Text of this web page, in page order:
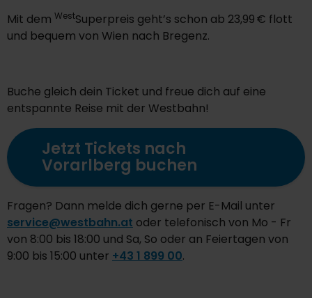
Mit dem WestSuperpreis geht’s schon ab 23,99 € flott
und bequem von Wien nach Bregenz.
Buche gleich dein Ticket und freue dich auf eine
entspannte Reise mit der Westbahn!
Jetzt Tickets nach
Vorarlberg buchen
Fragen? Dann melde dich gerne per E-Mail unter
service@westbahn.at oder telefonisch von Mo - Fr
von 8:00 bis 18:00 und Sa, So oder an Feiertagen von
9:00 bis 15:00 unter +43 1 899 00.